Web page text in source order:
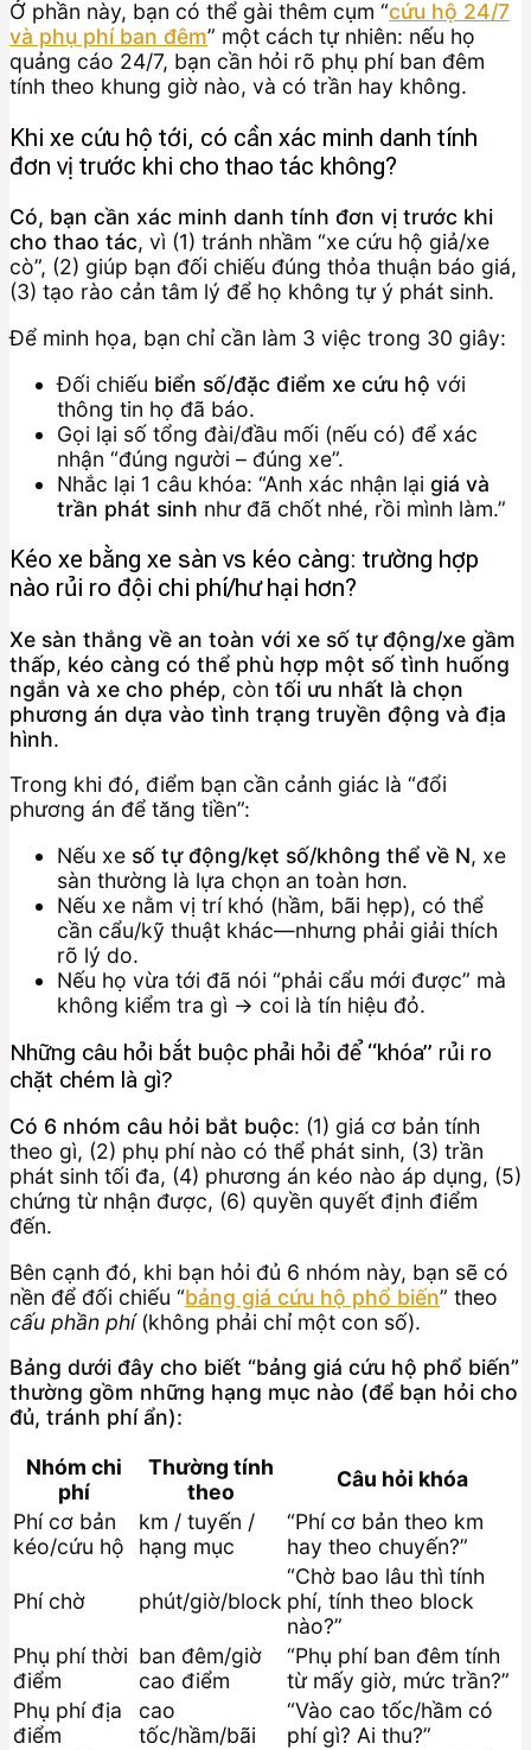
Ở phần này, bạn có thể gài thêm cụm “cứu hộ 24/7
và phụ phí ban đêm” một cách tự nhiên: nếu họ
quảng cáo 24/7, bạn cần hỏi rõ phụ phí ban đêm
tính theo khung giờ nào, và có trần hay không.
Khi xe cứu hộ tới, có cần xác minh danh tính
đơn vị trước khi cho thao tác không?
Có, bạn cần xác minh danh tính đơn vị trước khi
cho thao tác, vì (1) tránh nhầm “xe cứu hộ giả/xe
cò”, (2) giúp bạn đối chiếu đúng thỏa thuận báo giá,
(3) tạo rào cản tâm lý để họ không tự ý phát sinh.
Để minh họa, bạn chỉ cần làm 3 việc trong 30 giây:
Đối chiếu biển số/đặc điểm xe cứu hộ với
thông tin họ đã báo.
Gọi lại số tổng đài/đầu mối (nếu có) để xác
nhận “đúng người – đúng xe”.
Nhắc lại 1 câu khóa: “Anh xác nhận lại giá và
trần phát sinh như đã chốt nhé, rồi mình làm.”
Kéo xe bằng xe sàn vs kéo càng: trường hợp
nào rủi ro đội chi phí/hư hại hơn?
Xe sàn thắng về an toàn với xe số tự động/xe gầm
thấp, kéo càng có thể phù hợp một số tình huống
ngắn và xe cho phép, còn tối ưu nhất là chọn
phương án dựa vào tình trạng truyền động và địa
hình.
Trong khi đó, điểm bạn cần cảnh giác là “đổi
phương án để tăng tiền”:
Nếu xe số tự động/kẹt số/không thể về N, xe
sàn thường là lựa chọn an toàn hơn.
Nếu xe nằm vị trí khó (hầm, bãi hẹp), có thể
cần cẩu/kỹ thuật khác—nhưng phải giải thích
rõ lý do.
Nếu họ vừa tới đã nói “phải cẩu mới được” mà
không kiểm tra gì → coi là tín hiệu đỏ.
Những câu hỏi bắt buộc phải hỏi để “khóa” rủi ro
chặt chém là gì?
Có 6 nhóm câu hỏi bắt buộc: (1) giá cơ bản tính
theo gì, (2) phụ phí nào có thể phát sinh, (3) trần
phát sinh tối đa, (4) phương án kéo nào áp dụng, (5)
chứng từ nhận được, (6) quyền quyết định điểm
đến.
Bên cạnh đó, khi bạn hỏi đủ 6 nhóm này, bạn sẽ có
nền để đối chiếu “bảng giá cứu hộ phổ biến” theo
cấu phần phí(không phải chỉ một con số).
Bảng dưới đây cho biết “bảng giá cứu hộ phổ biến”
thường gồm những hạng mục nào (để bạn hỏi cho
đủ, tránh phí ẩn):
Nhóm chi
phí
Thường tính
theo
Câu hỏi khóa
Phí cơ bản
kéo/cứu hộ
km / tuyến /
hạng mục
“Phí cơ bản theo km
hay theo chuyến?”
Phí chờ phút/giờ/block
“Chờ bao lâu thì tính
phí, tính theo block
nào?”
Phụ phí thời
điểm
ban đêm/giờ
cao điểm
“Phụ phí ban đêm tính
từ mấy giờ, mức trần?”
Phụ phí địa
điểm
cao
tốc/hầm/bãi
“Vào cao tốc/hầm có
phí gì? Ai thu?”